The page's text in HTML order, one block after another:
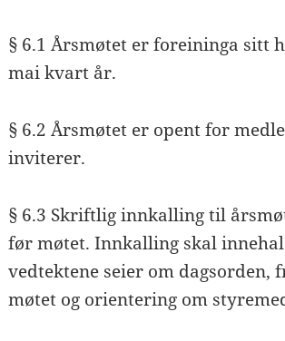
§ 6.1 Årsmøtet er foreininga sitt
mai kvart år.
§ 6.2 Årsmøtet er opent for
inviterer.
§ 6.3 Skriftlig innkalling til
før møtet. Innkalling skal
vedtektene seier om
møtet og orientering om